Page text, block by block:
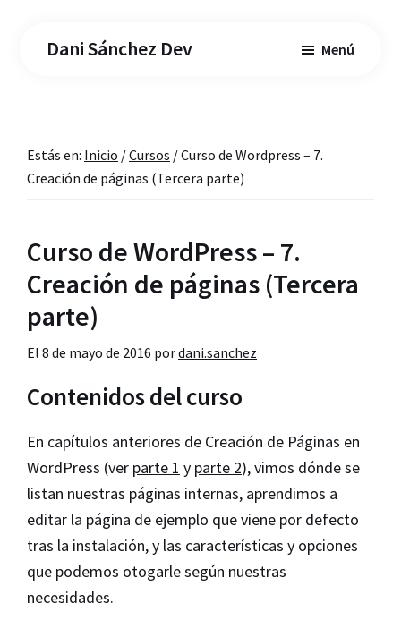
Dani Sánchez Dev Menú
Estás en: Inicio /Cursos /Curso de Wordpress – 7.
Creación de páginas (Tercera parte)
Curso de WordPress – 7.
Creación de páginas (Tercera
parte)
El 8 de mayo de 2016 pordani.sanchez
Contenidos del curso
En capítulos anteriores de Creación de Páginas en
WordPress (ver parte 1 y parte 2), vimos dónde se
listan nuestras páginas internas, aprendimos a
editar la página de ejemplo que viene por defecto
tras la instalación, y las características y opciones
que podemos otogarle según nuestras
necesidades.